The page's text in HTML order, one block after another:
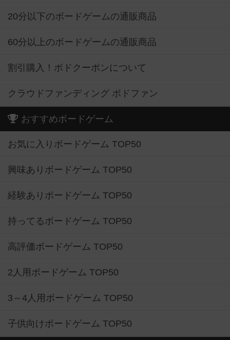
20分以下のボードゲームの通販商品
60分以上のボードゲームの通販商品
割引購入！ボドクーポンについて
クラウドファンディング ボドファン
おすすめボードゲーム
お気に入りボードゲーム TOP50
興味ありボードゲーム TOP50
経験ありボードゲーム TOP50
持ってるボードゲーム TOP50
高評価ボードゲーム TOP50
2人用ボードゲーム TOP50
3～4人用ボードゲーム TOP50
子供向けボードゲーム TOP50